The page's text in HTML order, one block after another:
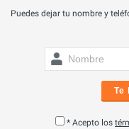
Puedes dejar tu nombre y
Te
* Acepto los